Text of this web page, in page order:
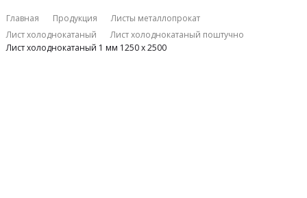
Главная Продукция
Листы металлопрокат
Лист холоднокатаный
Лист холоднокатаный поштучно
Лист холоднокатаный 1 мм 1250 х 2500